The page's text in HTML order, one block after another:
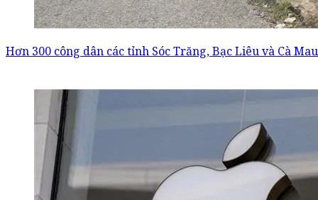
Hơn 300 công dân các tỉnh Sóc Trăng, Bạc Liêu và Cà